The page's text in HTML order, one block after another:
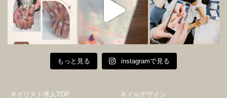
もっと見る instagramで見る
ネイリスト求人TOP ネイルデザイン